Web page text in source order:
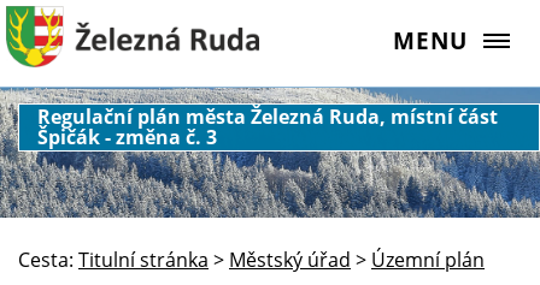
MENU
Regulační plán města Železná Ruda, místní část
Špičák - změna č. 3
Cesta: Titulní stránka > Městský úřad > Územní plán